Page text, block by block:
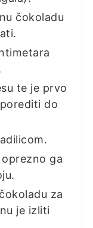
čokoladu
te je prvo
do
ga
za
je izliti